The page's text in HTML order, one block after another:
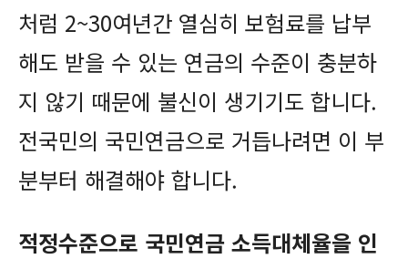
처럼 2~30여년간 열심히 보험료를 납부
해도 받을 수 있는 연금의 수준이 충분하
지 않기 때문에 불신이 생기기도 합니다.
전국민의 국민연금으로 거듭나려면 이 부
분부터 해결해야 합니다.
적정수준으로 국민연금 소득대체율을 인